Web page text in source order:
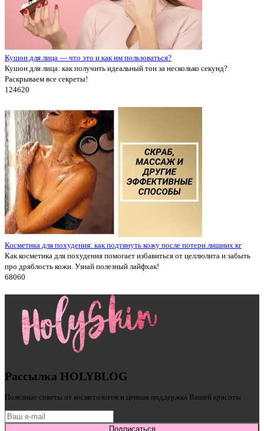
Кушон для лица — что это и как им пользоваться?
Кушон для лица: как получить идеальный тон за несколько секунд?
Раскрываем все секреты!
124620
Косметика для похудения: как подтянуть кожу после потери лишних кг
Как косметика для похудения помогает избавиться от целлюлита и забыть
про дряблость кожи. Узнай полезный лайфхак!
68060
Рассылка HOLYBLOG
Полезные советы от косметологов и ценная поддержка Вашей красоты
Подписаться